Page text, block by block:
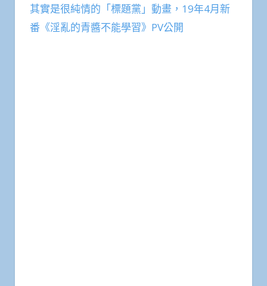
其實是很純情的「標題黨」動畫，19年4月新
番《淫亂的青醬不能學習》PV公開